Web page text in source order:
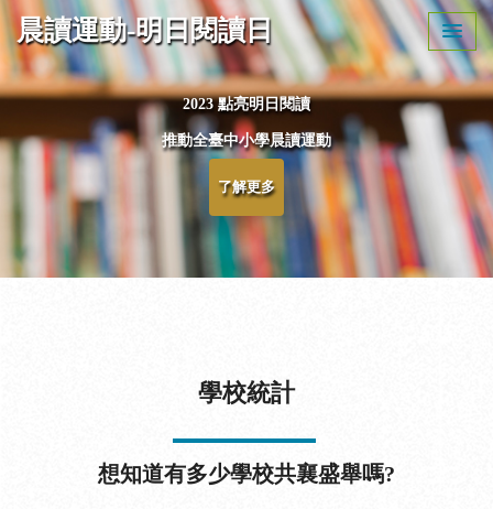
晨讀運動-明日閱讀日
2023 點亮明日閱讀
推動全臺中小學晨讀運動
了解更多
Previous Next
學校統計
想知道有多少學校共襄盛舉嗎?